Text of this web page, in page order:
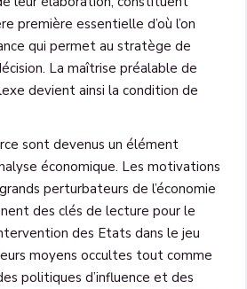
première essentielle d’où l’on
qui permet au stratège de
La maîtrise préalable de
devient ainsi la condition de
sont devenus un élément
économique. Les motivations
perturbateurs de l’économie
des clés de lecture pour le
des Etats dans le jeu
moyens occultes tout comme
politiques d’influence et des